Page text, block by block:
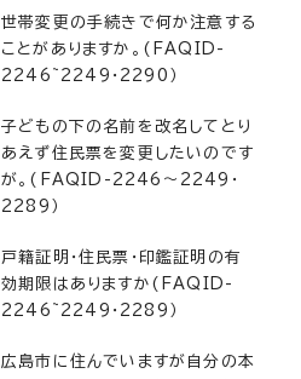
世帯変更の手続きで何か注意する
ことがありますか。(FAQID-
2246~2249・2290）
子どもの下の名前を改名してとり
あえず住民票を変更したいのです
が。(FAQID-2246～2249・
2289）
戸籍証明・住民票・印鑑証明の有
効期限はありますか(FAQID-
2246~2249・2289）
広島市に住んでいますが自分の本